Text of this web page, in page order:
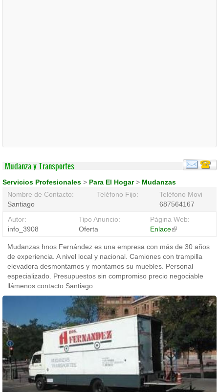
Mudanza y Transportes
Servicios Profesionales > Para El Hogar> Mudanzas
Nombre de Contacto:
Santiago
Teléfono Fijo:
Teléfono Movil:
687564167
Autor:
info_3908
Tipo Anuncio:
Oferta
Página Web:
Enlace(link
external)
Mudanzas hnos Fernández es una empresa con más de 30 años
de experiencia. A nivel local y nacional. Camiones con trampilla
elevadora desmontamos y montamos su muebles. Personal
especializado. Presupuestos sin compromiso precio negociable
llámenos contacto Santiago.